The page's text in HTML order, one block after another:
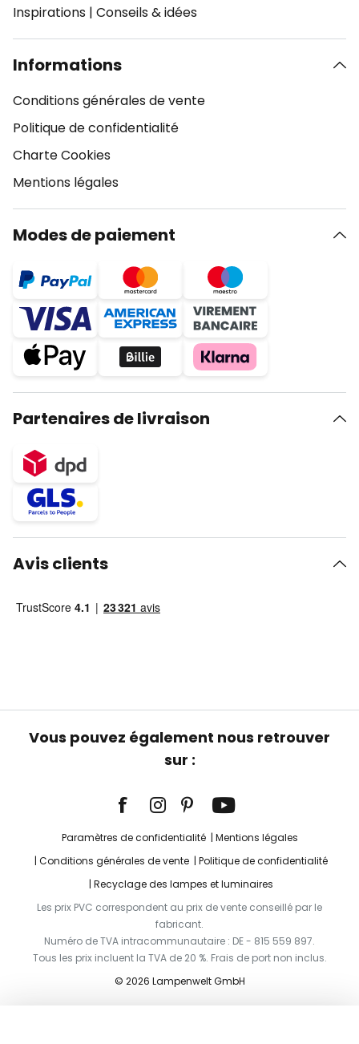
Inspirations | Conseils & idées
Informations
Conditions générales de vente
Politique de confidentialité
Charte Cookies
Mentions légales
Modes de paiement
Partenaires de livraison
Avis clients
Vous pouvez également nous retrouver
sur :
Paramètres de confidentialité
Mentions légales
Conditions générales de vente
Politique de confidentialité
Recyclage des lampes et luminaires
Les prix PVC correspondent au prix de vente conseillé par le
fabricant.
Numéro de TVA intracommunautaire : DE - 815 559 897.
Tous les prix incluent la TVA de 20 %. Frais de port non inclus.
© 2026 Lampenwelt GmbH